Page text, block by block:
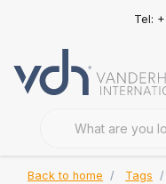
Tel:
Back to home Tags